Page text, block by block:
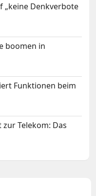
„keine Denkverbote
boomen in
Funktionen beim
Telekom: Das